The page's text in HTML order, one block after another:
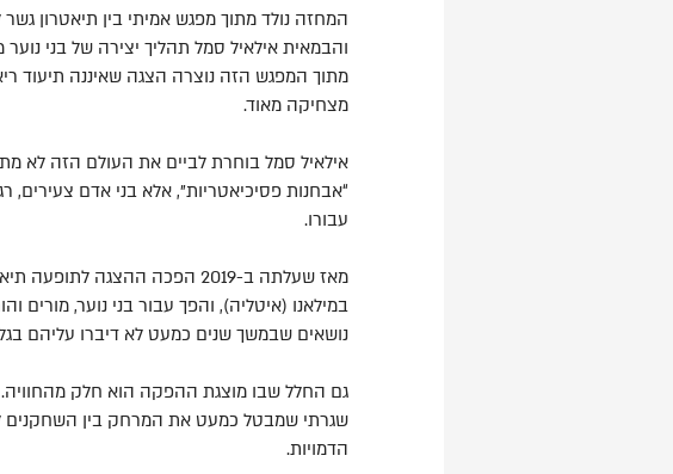
והבמאית אילאיל סמל תהליך יצירה של בני
מתוך המפגש הזה נוצרה הצגה שאיננה תיעוד
מצחיקה מאוד.
אילאיל סמל בוחרת לביים את העולם הזה לא
“אבחנות פסיכיאטריות”, אלא בני אדם
עבורו.
במילאנו (איטליה), והפך עבור בני נוער,
נושאים שבמשך שנים כמעט לא דיברו עליהם
גם החלל שבו מוצגת ההפקה הוא חלק
שגרתי שמבטל כמעט את המרחק בין השחקנים
הדמויות.